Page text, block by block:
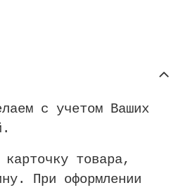
с учетом Ваших
карточку товара,
При оформлении